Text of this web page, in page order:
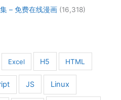
– 免费在线漫画 (16,318)
Excel H5 HTML
JS Linux